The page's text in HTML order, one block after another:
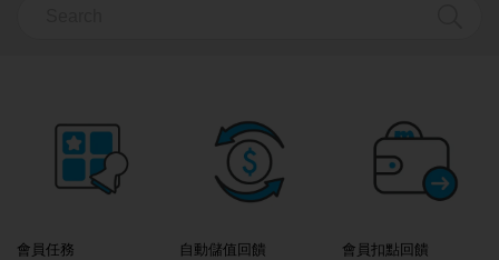
會員任務 自動儲值回饋 會員扣點回饋